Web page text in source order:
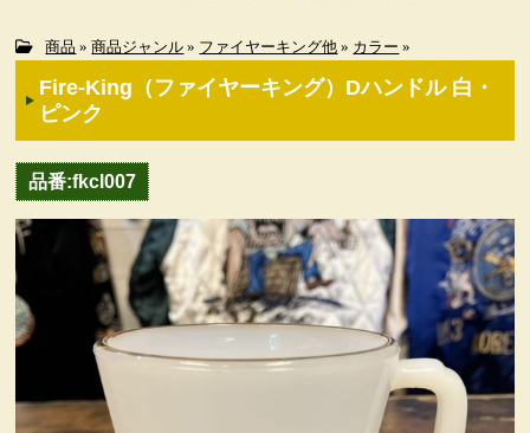
Home
カート
カテゴリー検索
ヴィンテージ・グッズ
商品 » 商品ジャンル » ファイヤーキング他 » カラー »
Fire-King（ファイヤーキング）Dハンドル 白・
ピンク
品番:fkcl007